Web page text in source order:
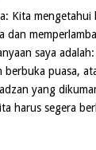
Kita mengetahui
dan
saya
puasa,
yang
harus segera